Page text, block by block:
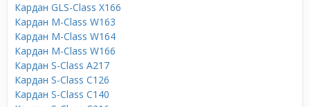
Кардан GLS-Class X166
Кардан M-Class W163
Кардан M-Class W164
Кардан M-Class W166
Кардан S-Class A217
Кардан S-Class C126
Кардан S-Class C140